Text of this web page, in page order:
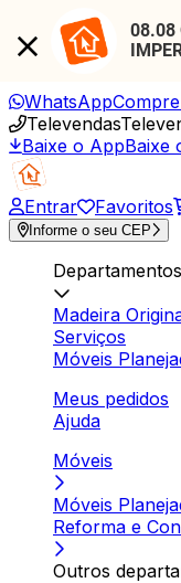
08.08
WhatsApp
Televendas
Baixe o AppBaixe
Entrar Favoritos
Informe o seu CEP
Departamentos
Madeira
Serviços
Móveis
Meus pedidos
Ajuda
Móveis
Móveis
Reforma e
Outros